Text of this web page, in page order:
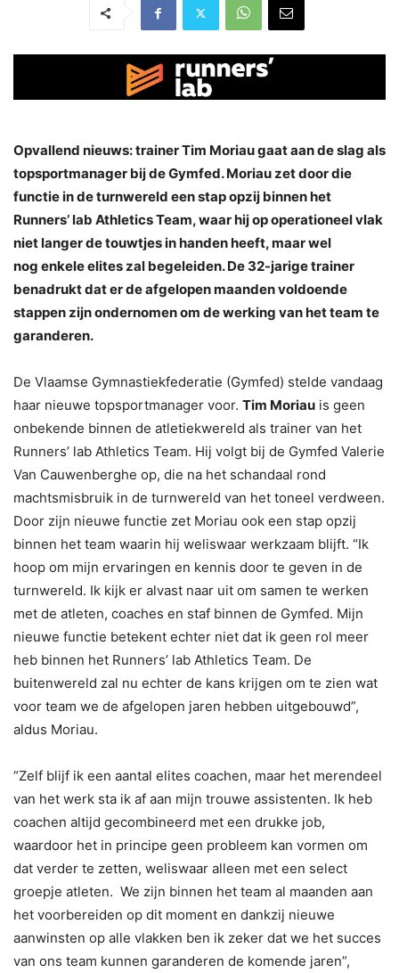
Opvallend nieuws: trainer Tim Moriau gaat aan de slag als
topsportmanager bij de Gymfed. Moriau zet door die
functie in de turnwereld een stap opzij binnen het
Runners’ lab Athletics Team, waar hij op operationeel vlak
niet langer de touwtjes in handen heeft, maar wel
nog enkele elites zal begeleiden. De 32-jarige trainer
benadrukt dat er de afgelopen maanden voldoende
stappen zijn ondernomen om de werking van het team te
garanderen.
De Vlaamse Gymnastiekfederatie (Gymfed) stelde vandaag
haar nieuwe topsportmanager voor. Tim Moriau is geen
onbekende binnen de atletiekwereld als trainer van het
Runners’ lab Athletics Team. Hij volgt bij de Gymfed Valerie
Van Cauwenberghe op, die na het schandaal rond
machtsmisbruik in de turnwereld van het toneel verdween.
Door zijn nieuwe functie zet Moriau ook een stap opzij
binnen het team waarin hij weliswaar werkzaam blijft. “Ik
hoop om mijn ervaringen en kennis door te geven in de
turnwereld. Ik kijk er alvast naar uit om samen te werken
met de atleten, coaches en staf binnen de Gymfed. Mijn
nieuwe functie betekent echter niet dat ik geen rol meer
heb binnen het Runners’ lab Athletics Team. De
buitenwereld zal nu echter de kans krijgen om te zien wat
voor team we de afgelopen jaren hebben uitgebouwd”,
aldus Moriau.
“Zelf blijf ik een aantal elites coachen, maar het merendeel
van het werk sta ik af aan mijn trouwe assistenten. Ik heb
coachen altijd gecombineerd met een drukke job,
waardoor het in principe geen probleem kan vormen om
dat verder te zetten, weliswaar alleen met een select
groepje atleten. We zijn binnen het team al maanden aan
het voorbereiden op dit moment en dankzij nieuwe
aanwinsten op alle vlakken ben ik zeker dat we het succes
van ons team kunnen garanderen de komende jaren”,